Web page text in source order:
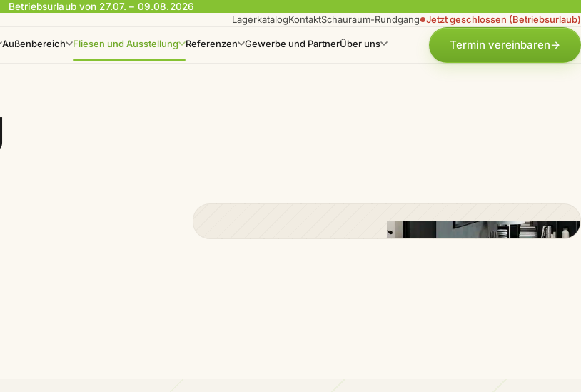
Betriebsurlaub von 27.07. – 09.08.2026
LagerkatalogKontaktSchauraum-Rundgang●Jetzt geschlossen (Betriebsurlaub)
Außenbereich Fliesen und Ausstellung Referenzen Gewerbe und PartnerÜber uns Termin vereinbaren→